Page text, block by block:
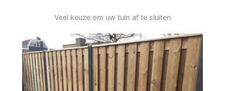
Veel keuze om uw tuin af te sluiten